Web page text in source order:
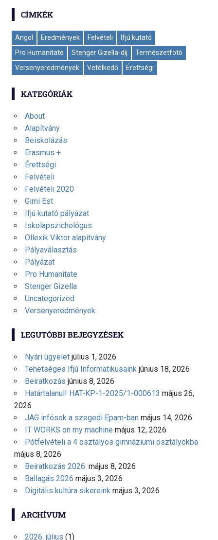
CÍMKÉK
Angol Eredmények Felvételi
Ifjú kutató
Pro Humanitate
Stenger Gizella-díj
Természetfotó
Versenyeredmények
Vetélkedő Érettségi
KATEGÓRIÁK
About
Alapítvány
Beiskolázás
Erasmus +
Érettségi
Felvételi
Felvételi 2020
Gimi Est
Ifjú kutató pályázat
Iskolapszichológus
Ollexik Viktor alapítvány
Pályaválasztás
Pályázat
Pro Humanitate
Stenger Gizella
Uncategorized
Versenyeredmények
LEGUTÓBBI BEJEGYZÉSEK
Nyári ügyelet július 1, 2026
Tehetséges Ifjú Informatikusaink június 18, 2026
Beiratkozás június 8, 2026
Határtalanul! HAT-KP-1-2025/1-000613 május 26,
2026
JAG infósok a szegedi Epam-ban május 14, 2026
IT WORKS on my machine május 12, 2026
Pótfelvételi a 4 osztályos gimnáziumi osztályokba
május 8, 2026
Beiratkozás 2026. május 8, 2026
Ballagás 2026 május 3, 2026
Digitális kultúra sikereink május 3, 2026
ARCHÍVUM
2026. július (1)